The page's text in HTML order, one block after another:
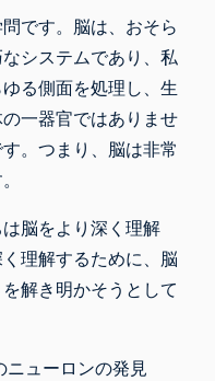
です。脳は、おそら
システムであり、私
る側面を処理し、生
一器官ではありませ
。つまり、脳は非常
脳をより深く理解
理解するために、脳
解き明かそうとして
ューロンの発見